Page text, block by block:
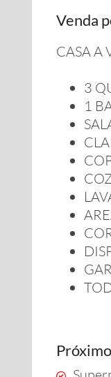
Venda
CASA A
3
1